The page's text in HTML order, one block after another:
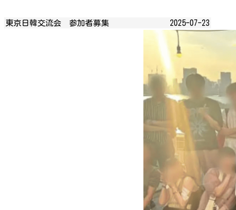
東京日韓交流会 参加者募集 2025-07-23